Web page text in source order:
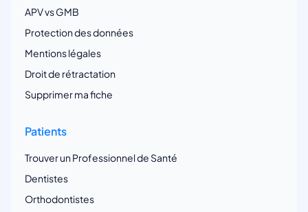
APV vs GMB
Protection des données
Mentions légales
Droit de rétractation
Supprimer ma fiche
Patients
Trouver un Professionnel de Santé
Dentistes
Orthodontistes